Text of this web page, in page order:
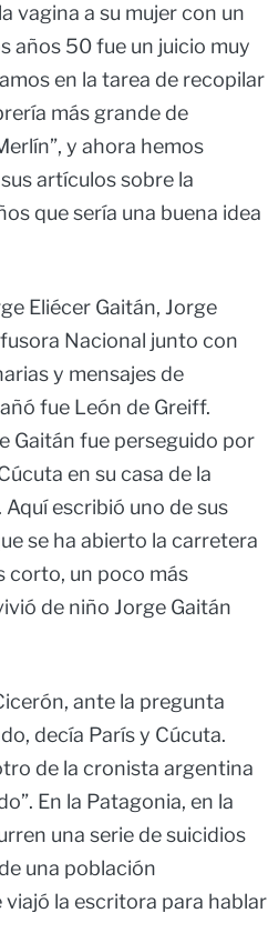
vagina a su mujer con un
años 50 fue un juicio muy
en la tarea de recopilar
más grande de
y ahora hemos
artículos sobre la
que sería una buena idea
Eliécer Gaitán, Jorge
Nacional junto con
y mensajes de
fue León de Greiff.
Gaitán fue perseguido por
en su casa de la
escribió uno de sus
se ha abierto la carretera
corto, un poco más
de niño Jorge Gaitán
ante la pregunta
decía París y Cúcuta.
de la cronista argentina
En la Patagonia, en la
una serie de suicidios
una población
la escritora para hablar